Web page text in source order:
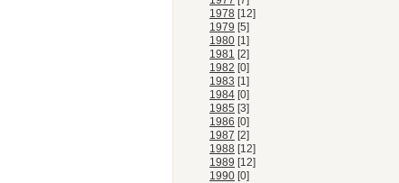
1978 [12]
1979 [5]
1980 [1]
1981 [2]
1982 [0]
1983 [1]
1984 [0]
1985 [3]
1986 [0]
1987 [2]
1988 [12]
1989 [12]
1990 [0]